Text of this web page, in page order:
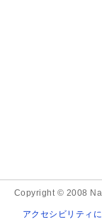
Copyright © 2008
アクセシビリティ